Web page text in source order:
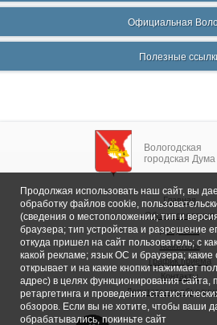
Официальная
Полезные
Вологодская
городская Дума
Главная
Общие сведения
Депутаты
Комитеты
График приема
Контакты
Депутатские
Продолжая использовать наш сайт, вы
обработку файлов cookie,
(сведения о местоположении; тип и
браузера; тип устройства и разрешение
откуда пришел на сайт пользователь; с
какой рекламе; язык ОС и браузера; какие
открывает и на какие кнопки нажимает
адрес) в целях функционирования сайта,
ретаргетинга и проведения
обзоров. Если вы не хотите, чтобы ваши
обрабатывались, покиньте сайт